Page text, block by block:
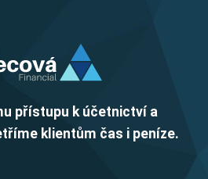
přístupu k účetnictví a
klientům čas i peníze.